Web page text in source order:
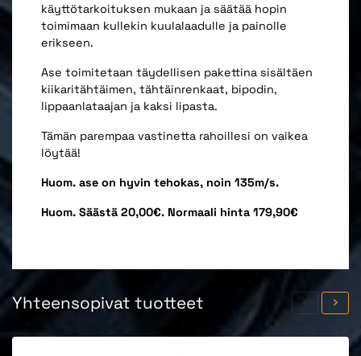
käyttötarkoituksen mukaan ja säätää hopin
toimimaan kullekin kuulalaadulle ja painolle
erikseen.
Ase toimitetaan täydellisen pakettina sisältäen
kiikaritähtäimen, tähtäinrenkaat, bipodin,
lippaanlataajan ja kaksi lipasta.
Tämän parempaa vastinetta rahoillesi on vaikea
löytää!
Huom. ase on hyvin tehokas, noin 135m/s.
Huom. Säästä 20,00€. Normaali hinta 179,90€
Yhteensopivat tuotteet